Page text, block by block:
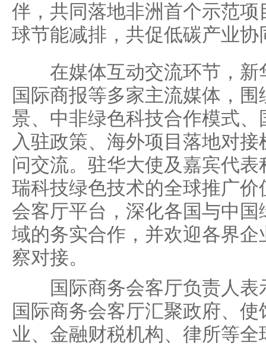
伴，共同落地非洲首个示范
球节能减排，共促低碳产业协
在媒体互动交流环节，新
国际商报等多家主流媒体，
景、中非绿色科技合作模式
入驻政策、海外项目落地对
问交流。驻华大使及嘉宾代
瑞科技绿色技术的全球推广
会客厅平台，深化各国与中
域的务实合作，并欢迎各界
察对接。
国际商务会客厅负责人表
国际商务会客厅汇聚政府、
业、金融财税机构、律所等